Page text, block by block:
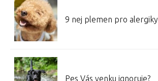
9 nej plemen pro alergiky
Pes Vás venku ignoruje?